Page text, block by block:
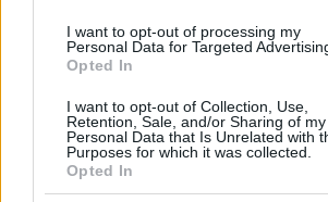
I want to opt-out of processing my
Personal Data for Targeted
Opted In
I want to opt-out of Collection, Use,
Retention, Sale, and/or Sharing of my
Personal Data that Is Unrelated with
Purposes for which it was collected.
Opted In